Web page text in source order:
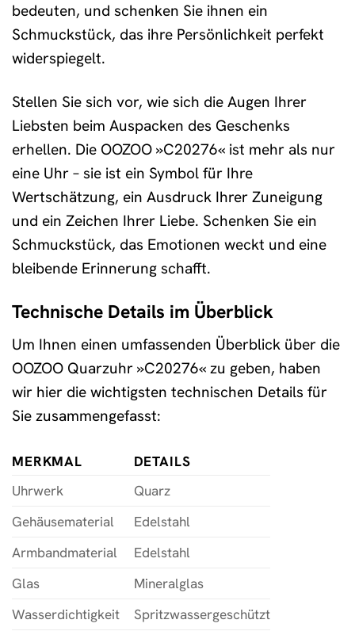
bedeuten, und schenken Sie ihnen ein
Schmuckstück, das ihre Persönlichkeit perfekt
widerspiegelt.
Stellen Sie sich vor, wie sich die Augen Ihrer
Liebsten beim Auspacken des Geschenks
erhellen. Die OOZOO »C20276« ist mehr als nur
eine Uhr – sie ist ein Symbol für Ihre
Wertschätzung, ein Ausdruck Ihrer Zuneigung
und ein Zeichen Ihrer Liebe. Schenken Sie ein
Schmuckstück, das Emotionen weckt und eine
bleibende Erinnerung schafft.
Technische Details im Überblick
Um Ihnen einen umfassenden Überblick über die
OOZOO Quarzuhr »C20276« zu geben, haben
wir hier die wichtigsten technischen Details für
Sie zusammengefasst:
MERKMAL
DETAILS
Uhrwerk
Quarz
Gehäusematerial
Edelstahl
Armbandmaterial
Edelstahl
Glas
Mineralglas
Wasserdichtigkeit
Spritzwassergeschützt